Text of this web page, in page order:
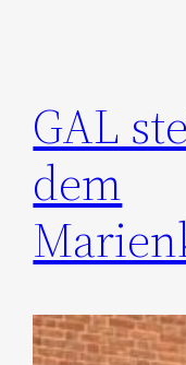
GAL
dem